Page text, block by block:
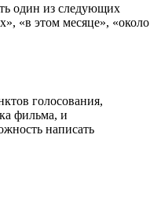
один из следующих
«в этом месяце», «около
голосования,
фильма, и
написать